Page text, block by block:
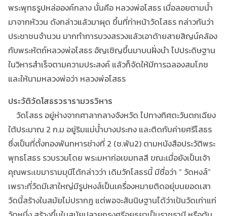
พระพุทธรูปหล่อองค์กลาง นั้นคือ หลวงพ่อโสธร เมื่อลอยตามน้ำ
มาจากหัววน ดังกล่าวแล้วมาผุด ขึ้นที่ท่าหน้าวัดโสธร กล่าวกันว่า
ประชาชนจำนวน มากทำการบวงสรวงแล้วเอาด้ายสายสิญน์คล้อง
กับพระหัตถ์หลวงพ่อโสธร อัญเชิญขึ้นมาบนฝั่งนำ ไปประดิษฐาน
ในวิหารสำเร็จตามความประสงค์ แล้วก็จัดให้มีการฉลองสมโภช
และให้นามหลวงพ่อว่า หลวงพ่อโสธร
ประวัติวัดโสธรวรารามวรวิหาร
วัดโสธร อยู่ห่างจากศาลากลางจังหวัด ไปทางทิศตะวันตกเฉียง
ใต้ประมาณ 2 ก.ม อยู่ริมแม่น้ำบางประกง และติดกับค่ายศรีโสธร
ซึ่งเป็นที่ตั้งกองพันทหารช่างที่ 2 (ช.พัน2) ตามหนังสือประวัติพระ
พุทธโสธร รวบรวมโดย พระมหาก่อเขมทสสี ขณะเมื่อยังเป็นเจ้า
คุณพระเขมารามมุนีได้กล่าวว่า เดิมวักโสธรนี้ มีชื่อว่า ” วัดหงส์”
เพราะที่วัดมีเสาใหญ่มีรูปหงส์เป็นเครื่องหมายติดอยุ่บนยอดเสา
วัดนี้สร้างในสมัยไม่ปรากฏ แต่พอจะสันนิษฐานได้ว่าเป้นวัดเก่าแก่